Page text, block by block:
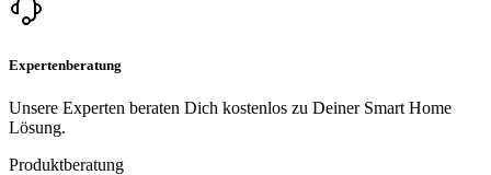
Expertenberatung
Unsere Experten beraten Dich kostenlos zu Deiner Smart Home
Lösung.
Produktberatung